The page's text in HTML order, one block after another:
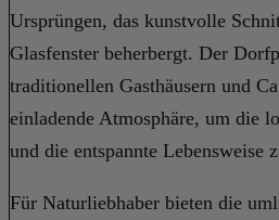
Ursprüngen, das kunstvolle
Glasfenster beherbergt. Der
traditionellen Gasthäusern und
einladende Atmosphäre, um die
und die entspannte Lebensweise
Für Naturliebhaber bieten die